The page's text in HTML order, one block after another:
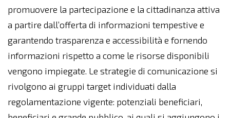
promuovere la partecipazione e la cittadinanza attiva
a partire dall’offerta di informazioni tempestive e
garantendo trasparenza e accessibilità e fornendo
informazioni rispetto a come le risorse disponibili
vengono impiegate. Le strategie di comunicazione si
rivolgono ai gruppi target individuati dalla
regolamentazione vigente: potenziali beneficiari,